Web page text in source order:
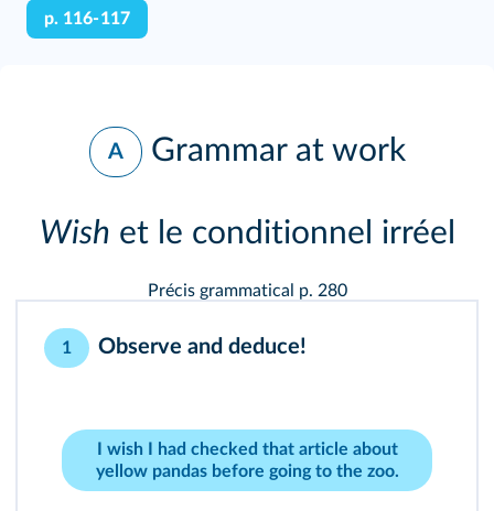
p. 116‑117
A Grammar at work
Wish et le conditionnel irréel
Précis grammatical p. 280
1 Observe and deduce!
I wish I had checked that article about
yellow pandas before going to the zoo.